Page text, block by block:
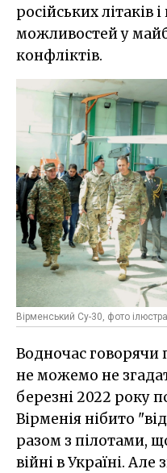
російських літаків
можливостей у
конфліктів.
Вірменський Су-30, фото
Водночас говорячи
не можемо не
березні 2022 року
Вірменія нібито
разом з пілотами,
війні в Україні.